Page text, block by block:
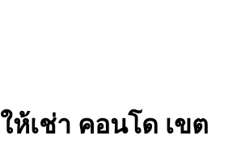
ให้เช่า คอนโด เขต